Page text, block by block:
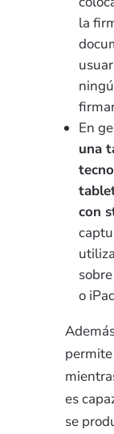
la
En
una
con
o
es
se